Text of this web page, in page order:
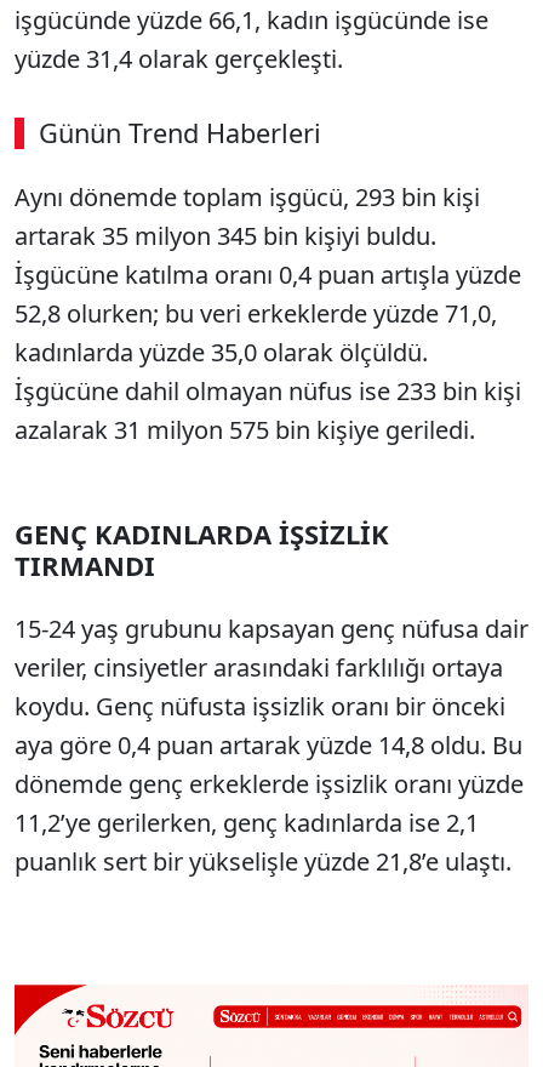
işgücünde yüzde 66,1, kadın işgücünde ise
yüzde 31,4 olarak gerçekleşti.
Günün Trend Haberleri
Aynı dönemde toplam işgücü, 293 bin kişi
artarak 35 milyon 345 bin kişiyi buldu.
İşgücüne katılma oranı 0,4 puan artışla yüzde
52,8 olurken; bu veri erkeklerde yüzde 71,0,
kadınlarda yüzde 35,0 olarak ölçüldü.
İşgücüne dahil olmayan nüfus ise 233 bin kişi
azalarak 31 milyon 575 bin kişiye geriledi.
GENÇ KADINLARDA İŞSİZLİK
TIRMANDI
15-24 yaş grubunu kapsayan genç nüfusa dair
veriler, cinsiyetler arasındaki farklılığı ortaya
koydu. Genç nüfusta işsizlik oranı bir önceki
aya göre 0,4 puan artarak yüzde 14,8 oldu. Bu
dönemde genç erkeklerde işsizlik oranı yüzde
11,2’ye gerilerken, genç kadınlarda ise 2,1
puanlık sert bir yükselişle yüzde 21,8’e ulaştı.